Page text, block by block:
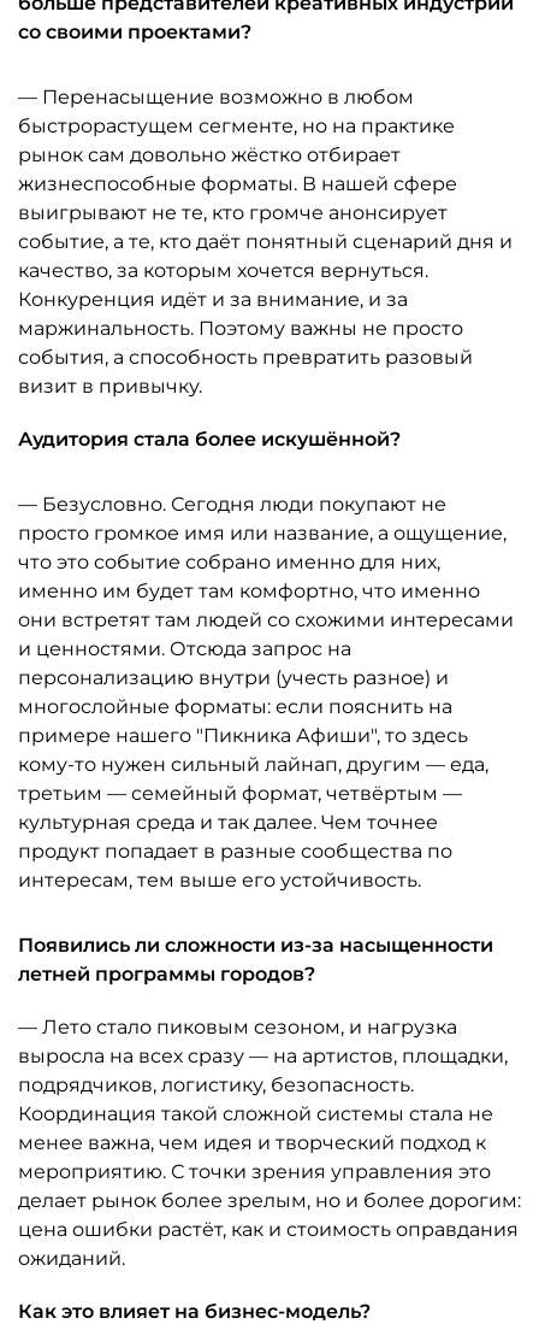
со своими проектами?
— Перенасыщение возможно в любом
быстрорастущем сегменте, но на практике
рынок сам довольно жёстко отбирает
жизнеспособные форматы. В нашей сфере
выигрывают не те, кто громче анонсирует
событие, а те, кто даёт понятный сценарий дня и
качество, за которым хочется вернуться.
Конкуренция идёт и за внимание, и за
маржинальность. Поэтому важны не просто
события, а способность превратить разовый
визит в привычку.
Аудитория стала более искушённой?
— Безусловно. Сегодня люди покупают не
просто громкое имя или название, а ощущение,
что это событие собрано именно для них,
именно им будет там комфортно, что именно
они встретят там людей со схожими интересами
и ценностями. Отсюда запрос на
персонализацию внутри (учесть разное) и
многослойные форматы: если пояснить на
примере нашего "Пикника Афиши", то здесь
кому-то нужен сильный лайнап, другим — еда,
третьим — семейный формат, четвёртым —
культурная среда и так далее. Чем точнее
продукт попадает в разные сообщества по
интересам, тем выше его устойчивость.
Появились ли сложности из-за насыщенности
летней программы городов?
— Лето стало пиковым сезоном, и нагрузка
выросла на всех сразу — на артистов, площадки,
подрядчиков, логистику, безопасность.
Координация такой сложной системы стала не
менее важна, чем идея и творческий подход к
мероприятию. С точки зрения управления это
делает рынок более зрелым, но и более дорогим:
цена ошибки растёт, как и стоимость оправдания
ожиданий.
Как это влияет на бизнес-модель?